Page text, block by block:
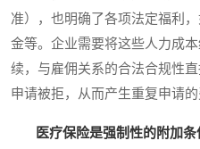
准），也明确了各项法定福利
金等。企业需要将这些人力成
续，与雇佣关系的合法合规性
申请被拒，从而产生重复申请的
医疗保险是强制性的附加条